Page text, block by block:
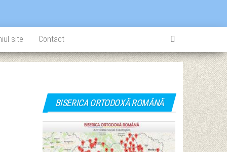
site Contact
BISERICA ORTODOXĂ ROMÂNĂ